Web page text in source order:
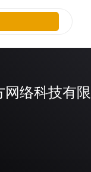
网络科技有